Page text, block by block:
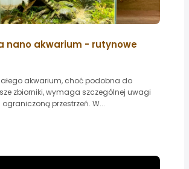
nano akwarium - rutynowe
akwarium, choć podobna do
zbiorniki, wymaga szczególnej uwagi
przestrzeń. W...